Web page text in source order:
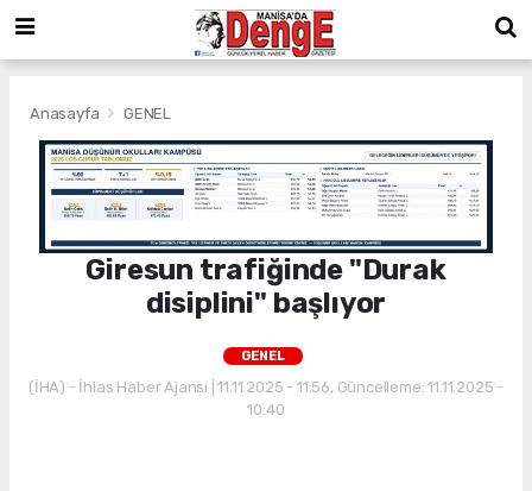
Anasayfa GENEL
Giresun trafiğinde "Durak
disiplini" başlıyor
GENEL
(İHA) - İhlas Haber Ajansı | 11.11.2025 - 11:56, Güncelleme: 11.11.2025 -
10:40